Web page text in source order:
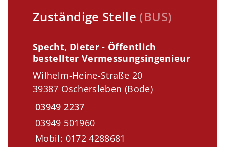
Zuständige Stelle (BUS)
Specht, Dieter - Öffentlich
bestellter Vermessungsingenieur
Wilhelm-Heine-Straße 20
39387 Oschersleben (Bode)
03949 2237
03949 501960
Mobil: 0172 4288681